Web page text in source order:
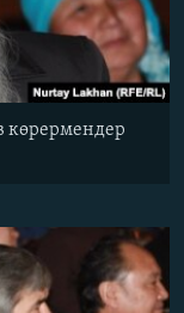
көрермендер